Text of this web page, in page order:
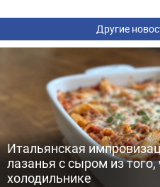
Другие
Итальянская
лазанья с сыром из
холодильнике